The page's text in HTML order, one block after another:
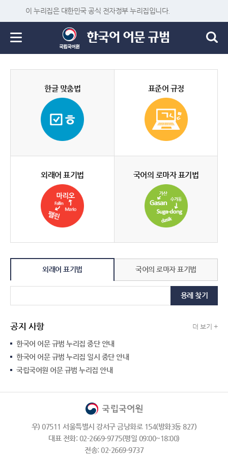
이 누리집은 대한민국 공식 전자정부 누리집입니다.
한글 맞춤법 표준어 규정
외래어 표기법 국어의 로마자 표기법
외래어 표기법 국어의 로마자 표기법
용례 찾기
공지 사항 더 보기 +
한국어 어문 규범 누리집 중단 안내
한국어 어문 규범 누리집 일시 중단 안내
국립국어원 어문 규범 누리집 안내
우) 07511 서울특별시 강서구 금낭화로 154(방화3동 827)
대표 전화: 02-2669-9775(평일 09:00~18:00)
전송: 02-2669-9737